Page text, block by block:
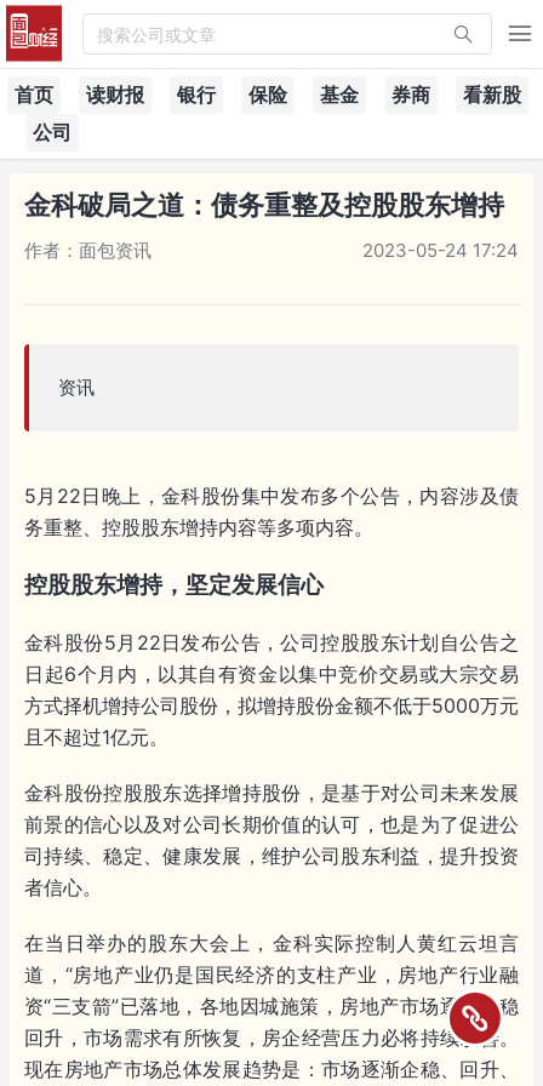
搜索公司或文章
首页 读财报 银行 保险 基金 券商
看新股
公司
金科破局之道：债务重整及控股股东增持
作者：面包资讯 2023-05-24 17:24
资讯
5月22日晚上，金科股份集中发布多个公告，内容涉及债
务重整、控股股东增持内容等多项内容。
控股股东增持，坚定发展信心
金科股份5月22日发布公告，公司控股股东计划自公告之
日起6个月内，以其自有资金以集中竞价交易或大宗交易
方式择机增持公司股份，拟增持股份金额不低于5000万元
且不超过1亿元。
金科股份控股股东选择增持股份，是基于对公司未来发展
前景的信心以及对公司长期价值的认可，也是为了促进公
司持续、稳定、健康发展，维护公司股东利益，提升投资
者信心。
在当日举办的股东大会上，金科实际控制人黄红云坦言
道，“房地产业仍是国民经济的支柱产业，房地产行业融
资“三支箭”已落地，各地因城施策，房地产市场逐渐企稳
回升，市场需求有所恢复，房企经营压力必将持续改善。
现在房地产市场总体发展趋势是：市场逐渐企稳、回升、